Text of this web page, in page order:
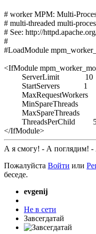
# worker MPM: Multi-
# multi-threaded multi-
# See: http://
#
#LoadModule
<IfModule
         ServerLimit             10
         StartServers            1
MaxRequestWorkers
MinSpareThreads
MaxSpareThreads
ThreadsPerChild
</IfModule>
А я смогу! - А поглядим!
Пожалуйста Войти или
беседе.
evgenij
Не в сети
Завсегдатай